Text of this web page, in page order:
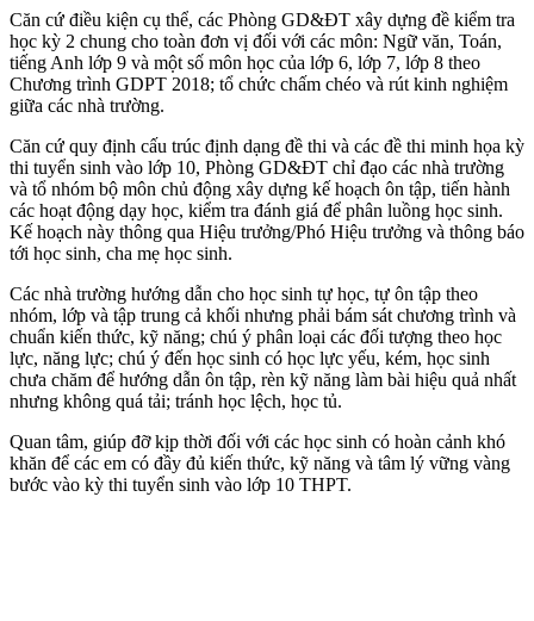
Căn cứ điều kiện cụ thể, các Phòng GD&ĐT xây dựng đề kiểm tra
học kỳ 2 chung cho toàn đơn vị đối với các môn: Ngữ văn, Toán,
tiếng Anh lớp 9 và một số môn học của lớp 6, lớp 7, lớp 8 theo
Chương trình GDPT 2018; tổ chức chấm chéo và rút kinh nghiệm
giữa các nhà trường.
Căn cứ quy định cấu trúc định dạng đề thi và các đề thi minh họa kỳ
thi tuyển sinh vào lớp 10, Phòng GD&ĐT chỉ đạo các nhà trường
và tổ nhóm bộ môn chủ động xây dựng kế hoạch ôn tập, tiến hành
các hoạt động dạy học, kiểm tra đánh giá để phân luồng học sinh.
Kế hoạch này thông qua Hiệu trưởng/Phó Hiệu trưởng và thông báo
tới học sinh, cha mẹ học sinh.
Các nhà trường hướng dẫn cho học sinh tự học, tự ôn tập theo
nhóm, lớp và tập trung cả khối nhưng phải bám sát chương trình và
chuẩn kiến thức, kỹ năng; chú ý phân loại các đối tượng theo học
lực, năng lực; chú ý đến học sinh có học lực yếu, kém, học sinh
chưa chăm để hướng dẫn ôn tập, rèn kỹ năng làm bài hiệu quả nhất
nhưng không quá tải; tránh học lệch, học tủ.
Quan tâm, giúp đỡ kịp thời đối với các học sinh có hoàn cảnh khó
khăn để các em có đầy đủ kiến thức, kỹ năng và tâm lý vững vàng
bước vào kỳ thi tuyển sinh vào lớp 10 THPT.